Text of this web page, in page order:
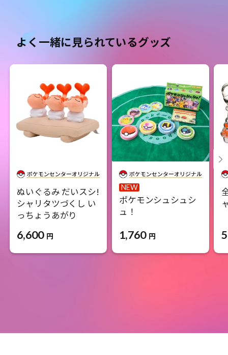
よく一緒に見られているグッズ
ぬいぐるみ だいスシ!
シャリタツづくし い
っちょうあがり
6,600 円
NEW
ポケモンシュシュシ
ュ！
1,760 円